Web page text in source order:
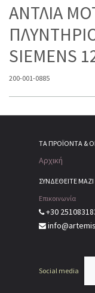
ΑΝΤΛΙΑ
SIEMENS
200-001-0885
ΤΑ ΠΡΟΪΌΝΤΑ &
Αρχική
ΣΥΝΔΕΘΕΙΤΕ
Επικοινωνία
+30
Social media